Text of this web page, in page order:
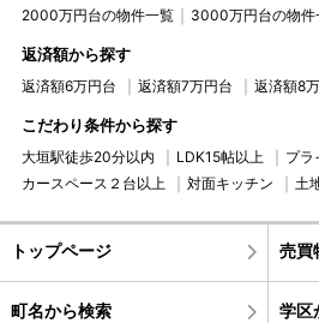
2000万円台の物件一覧
3000万円台の物件
返済額から探す
返済額6万円台 返済額7万円台 返済額8
こだわり条件から探す
大垣駅徒歩20分以内 LDK15帖以上
プラ
カースペース２台以上
対面キッチン 土
トップページ 売買
町名から検索 学区